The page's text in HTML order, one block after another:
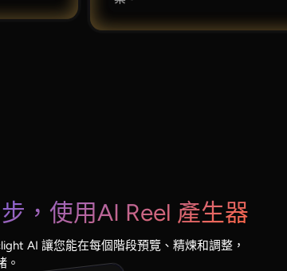
，使用AI Reel 產生器
AI 讓您能在每個階段預覽、精煉和調整，
。